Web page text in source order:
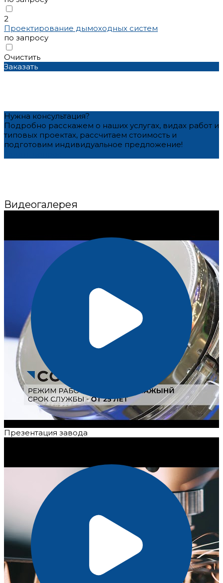
2
Проектирование дымоходных систем
по запросу
Очистить
Заказать
Нужна консультация?
Подробно расскажем о наших услугах, видах работ и
типовых проектах, рассчитаем стоимость и
подготовим индивидуальное предложение!
Видеогалерея
Презентация завода